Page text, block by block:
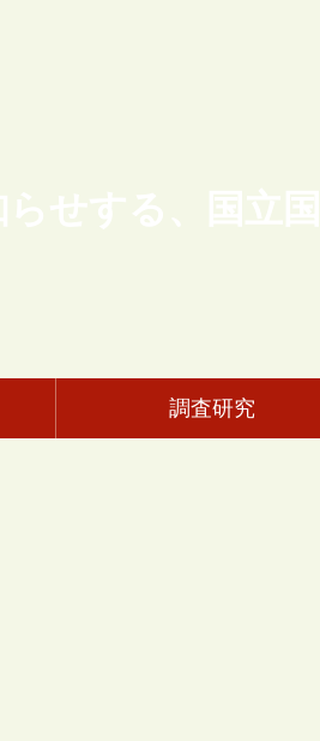
せする、国立
調査研究